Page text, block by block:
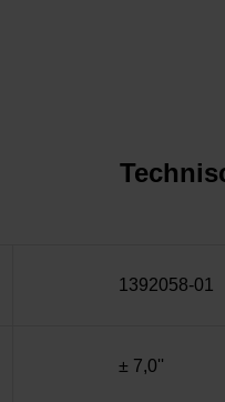
1392058-01
± 7,0''